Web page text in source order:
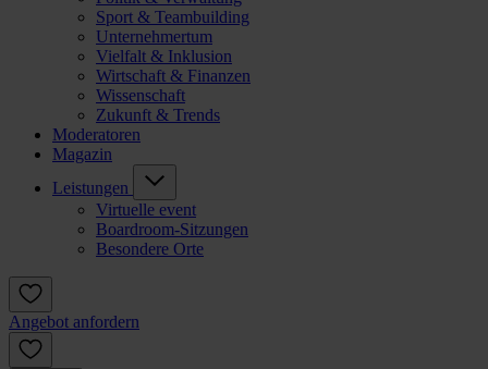
Sport & Teambuilding
Unternehmertum
Vielfalt & Inklusion
Wirtschaft & Finanzen
Wissenschaft
Zukunft & Trends
Moderatoren
Magazin
Leistungen
Virtuelle event
Boardroom-Sitzungen
Besondere Orte
Angebot anfordern